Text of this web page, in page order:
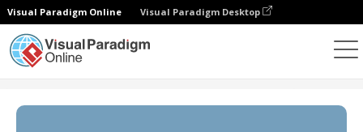
Visual Paradigm Online Visual Paradigm Desktop